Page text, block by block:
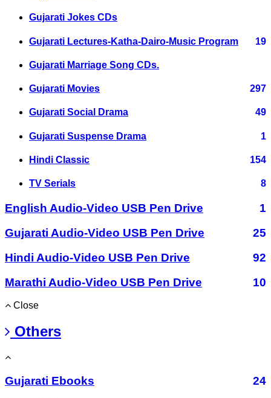
Gujarati Jokes CDs
Gujarati Lectures-Katha-Dairo-Music Program 19
Gujarati Marriage Song CDs.
Gujarati Movies 297
Gujarati Social Drama 49
Gujarati Suspense Drama 1
Hindi Classic 154
TV Serials 8
English Audio-Video USB Pen Drive
1
Gujarati Audio-Video USB Pen Drive
25
Hindi Audio-Video USB Pen Drive
92
Marathi Audio-Video USB Pen Drive
10
Close
Others
Gujarati Ebooks
24